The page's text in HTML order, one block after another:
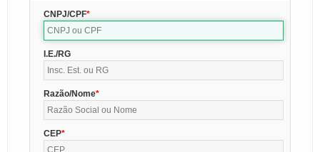
CNPJ/CPF
I.E./RG
Razão/Nome
CEP